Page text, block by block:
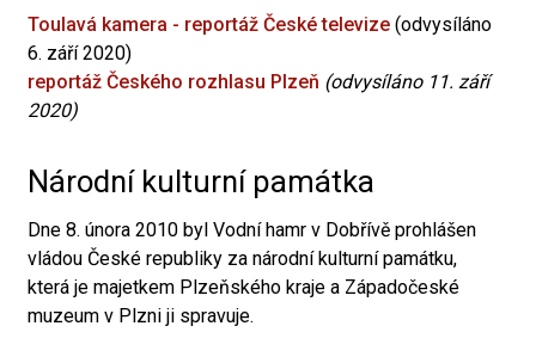
Toulavá kamera - reportáž České televize (odvysíláno
6. září 2020)
reportáž Českého rozhlasu Plzeň (odvysíláno 11. září
2020)
Národní kulturní památka
Dne 8. února 2010 byl Vodní hamr v Dobřívě prohlášen
vládou České republiky za národní kulturní památku,
která je majetkem Plzeňského kraje a Západočeské
muzeum v Plzni ji spravuje.